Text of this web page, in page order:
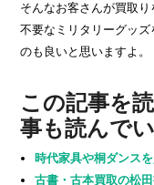
そんなお客さんが買取り
不要なミリタリーグッ
のも良いと思いますよ。
この記事を
事も読んで
時代家具や桐ダンス
古書・古本買取の松